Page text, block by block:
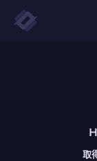
取